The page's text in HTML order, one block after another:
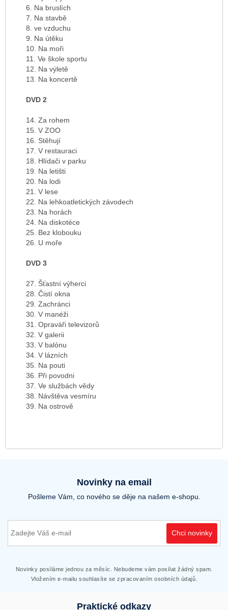
6. Na bruslích
7. Na stavbě
8. ve vzduchu
9. Na útěku
10. Na moři
11. Ve škole sportu
12. Na výletě
13. Na koncertě
DVD 2
14. Za rohem
15. V ZOO
16. Stěhují
17. V restauraci
18. Hlídači v parku
19. Na letišti
20. Na lodi
21. V lese
22. Na lehkoatletických závodech
23. Na horách
24. Na diskotéce
25. Bez klobouku
26. U moře
DVD 3
27. Šťastní výherci
28. Čistí okna
29. Zachránci
30. V manéži
31. Opraváři televizorů
32. V galerii
33. V balónu
34. V lázních
35. Na pouti
36. Při povodni
37. Ve službách vědy
38. Návštěva vesmíru
39. Na ostrově
Novinky na email
Pošleme Vám, co nového se děje na našem e-shopu.
Chci novinky
Novinky posíláme jednou za měsíc. Nebudeme vám posílat žádný spam.
Vložením e-mailu souhlasíte se zpracovaním osobních údajů.
Praktické odkazy